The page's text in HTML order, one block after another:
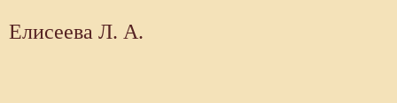
Елисеева Л. А.